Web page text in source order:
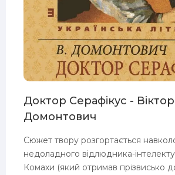
Доктор Серафікус - Віктор
Домонтович
Сюжет твору розгортається
недоладного відлюдника-
Комахи (який отримав прізвисько